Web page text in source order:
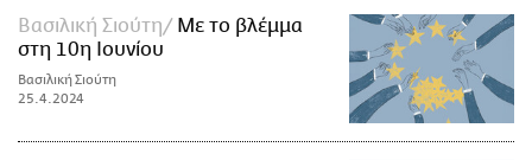
Βασιλική Σιούτη
Με το βλέμμα
στη 10η Ιουνίου
Βασιλική Σιούτη
25.4.2024